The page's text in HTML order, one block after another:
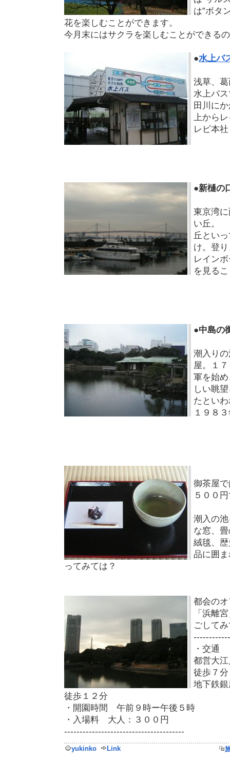
は”ボタ
花を楽しむことができます。
今月末にはサクラを楽しむことができる
●水上バ
浅草、
水上バ
田川に
上から
レビ本
●新樋の
東京湾
い丘。
丘とい
け。登
レイン
を見る
●中島の
潮入り
屋。１
軍を始
しい眺
たとい
１９８
御茶屋
５００
潮入の
な窓、
絨毯、
品に囲
ってみては？
都会の
「浜離
ごして
・交通
都営大
徒歩７分
地下鉄
徒歩１２分
・開園時間 午前９時ー午後５時
・入場料 大人：３００円
---------------------------------------
yukinko Link